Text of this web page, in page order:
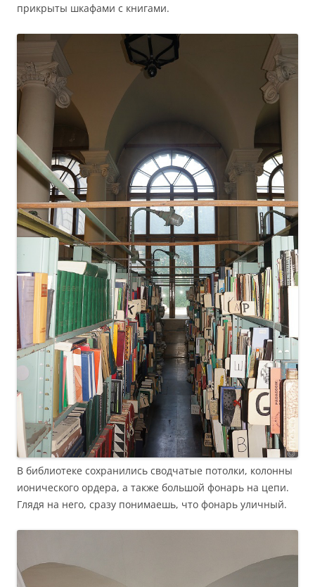
прикрыты шкафами с книгами.
В библиотеке сохранились сводчатые потолки, колонны
ионического ордера, а также большой фонарь на цепи.
Глядя на него, сразу понимаешь, что фонарь уличный.